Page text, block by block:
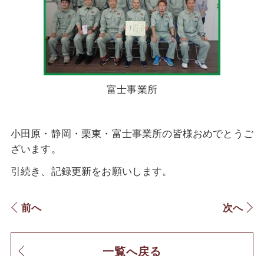
富士事業所
小田原・静岡・栗東・富士事業所の皆様おめでとうご
ざいます。
引続き、記録更新をお願いします。
前へ 次へ
一覧へ戻る